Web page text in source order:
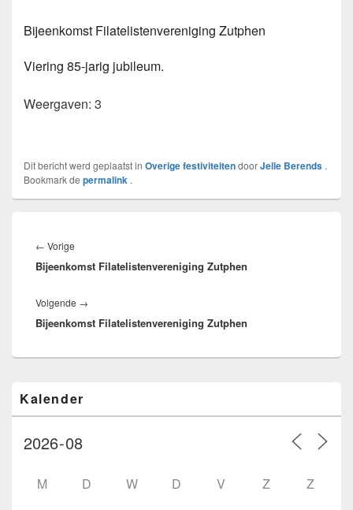
Bijeenkomst Filatelistenvereniging Zutphen
Viering 85-jarig jubileum.
Weergaven: 3
Dit bericht werd geplaatst in Overige festiviteitendoorJelle Berends .
Bookmark de permalink .
navigatie
← Vorige
bericht:
Bijeenkomst Filatelistenvereniging Zutphen
Volgende →
bericht:
Bijeenkomst Filatelistenvereniging Zutphen
zijbalk
widget
Kalender
M D W D V Z Z